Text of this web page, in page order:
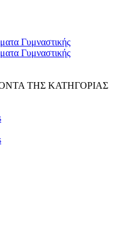
Γυμναστικής
Γυμναστικής
ΤΗΣ ΚΑΤΗΓΟΡΙΑΣ